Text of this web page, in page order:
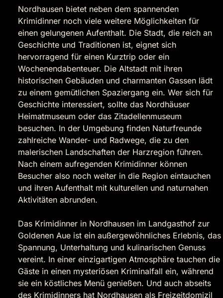
Nordhausen bietet neben dem spannenden
Krimidinner noch viele weitere Möglichkeiten für
einen gelungenen Aufenthalt. Die Stadt, die reich an
Geschichte und Traditionen ist, eignet sich
hervorragend für einen Kurztrip oder ein
Wochenendabenteuer. Die Altstadt mit ihren
historischen Gebäuden und charmanten Gassen lädt
zu einem gemütlichen Spaziergang ein. Wer sich für
Geschichte interessiert, sollte das Nordhäuser
Heimatmuseum oder das Zitadellenmuseum
besuchen. In der Umgebung finden Naturfreunde
zahlreiche Wander- und Radwege, die zu den
malerischen Landschaften der Harzregion führen.
Nach einem aufregenden Krimidinner können
Besucher also noch weiter in die Region eintauchen
und ihren Aufenthalt mit kulturellen und naturnahen
Aktivitäten abrunden.
Das Krimidinner in Nordhausen im Landgasthof zur
Goldenen Aue ist ein außergewöhnliches Erlebnis, das
Spannung, Unterhaltung und kulinarischen Genuss
vereint. In einer einzigartigen Atmosphäre tauchen die
Gäste in einen mysteriösen Kriminalfall ein, während
sie ein köstliches Menü genießen. Und auch abseits
des Krimidinners hat Nordhausen als Freizeitdomizil